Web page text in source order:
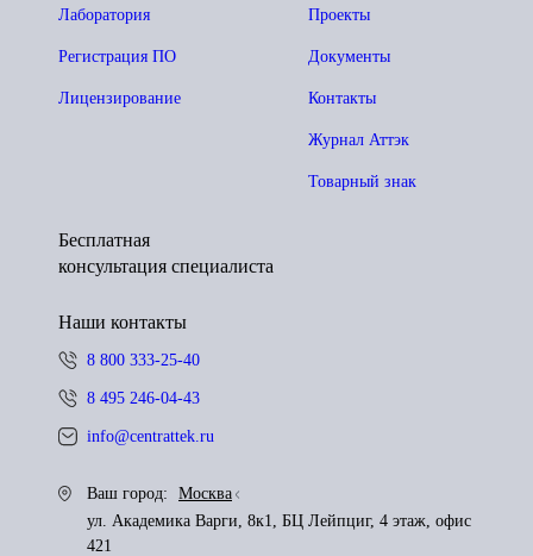
Проекты
Документы
Контакты
Журнал Аттэк
Товарный знак
Лаборатория
Регистрация ПО
Лицензирование
Бесплатная
консультация специалиста
Наши контакты
8 800 333-25-40
8 495 246-04-43
info@centrattek.ru
Ваш город:
Москва
ул. Академика Варги, 8к1, БЦ Лейпциг, 4 этаж, офис
421